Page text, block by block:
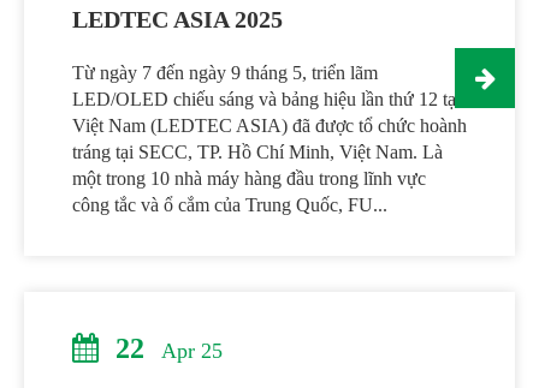
LEDTEC ASIA 2025
Từ ngày 7 đến ngày 9 tháng 5, triển lãm
LED/OLED chiếu sáng và bảng hiệu lần thứ 12 tại
Việt Nam (LEDTEC ASIA) đã được tổ chức hoành
tráng tại SECC, TP. Hồ Chí Minh, Việt Nam. Là
một trong 10 nhà máy hàng đầu trong lĩnh vực
công tắc và ổ cắm của Trung Quốc, FU...
22 Apr 25